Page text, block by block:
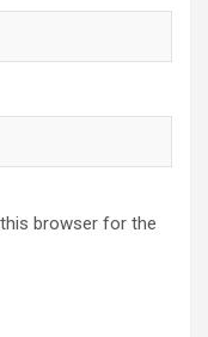
browser for the